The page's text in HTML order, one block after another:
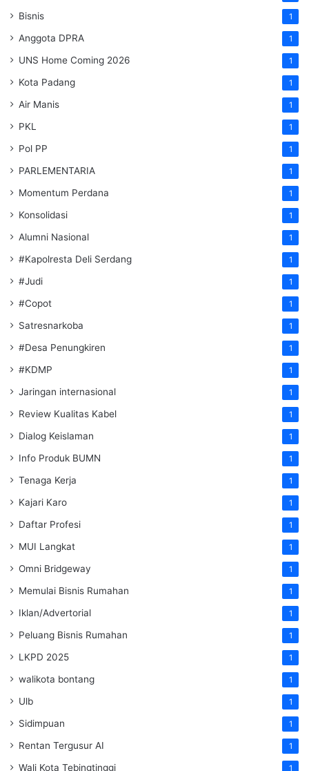
Bisnis 1
Anggota DPRA 1
UNS Home Coming 2026 1
Kota Padang 1
Air Manis 1
PKL 1
Pol PP 1
PARLEMENTARIA 1
Momentum Perdana 1
Konsolidasi 1
Alumni Nasional 1
#Kapolresta Deli Serdang 1
#Judi 1
#Copot 1
Satresnarkoba 1
#Desa Penungkiren 1
#KDMP 1
Jaringan internasional 1
Review Kualitas Kabel 1
Dialog Keislaman 1
Info Produk BUMN 1
Tenaga Kerja 1
Kajari Karo 1
Daftar Profesi 1
MUI Langkat 1
Omni Bridgeway 1
Memulai Bisnis Rumahan 1
Iklan/Advertorial 1
Peluang Bisnis Rumahan 1
LKPD 2025 1
walikota bontang 1
Ulb 1
Sidimpuan 1
Rentan Tergusur AI 1
Wali Kota Tebingtinggi 1